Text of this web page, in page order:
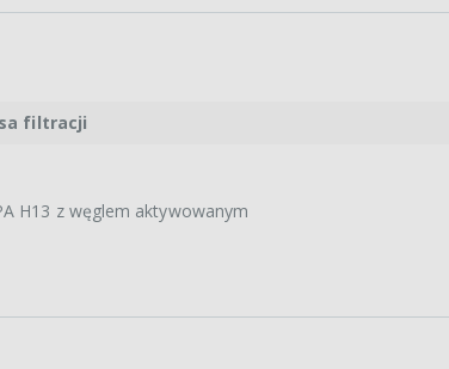
filtracji
H13 z węglem aktywowanym